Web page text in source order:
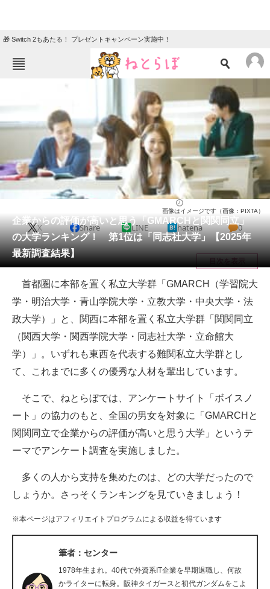
🎁 Switch 2もあたる！ プレゼントキャンペーン実施中！
ニュース
エンタメ クイズ
地域
住まい 教育・育児
リサーチ
会員記事
メディア
注目記事を集めた総合ページ
ITの今と未来を見通す
スマホと通信の最新トレンド
進化するPCとデバイスの未来
好きが集まる 比べて選べる
ビジネスと働き方のヒント
企業ITのトレンドを詳説
経営リーダーのコミュニティ
企業向けIT製品の総合サイト
IT製品の技術・比較・事例
企業からの評価が高いと思う「GMARCHと関関同立」
の大学ランキング！ 第1位は「同志社大学」【2025年
最新調査結果】
画像はイメージです（画像：PIXTA）
X Share LINE hatena 0
目次を表示
首都圏に本部を置く私立大学群「GMARCH（学習院大
学・明治大学・青山学院大学・立教大学・中央大学・法
政大学）」と、関西に本部を置く私立大学群「関関同立
（関西大学・関西学院大学・同志社大学・立命館大
学）」。いずれも東西を代表する難関私立大学群とし
て、これまでに多くの優秀な人材を輩出しています。
そこで、ねとらぼでは、アンケートサイト「ボイスノ
ート」の協力のもと、全国の男女を対象に「GMARCHと
関関同立で企業からの評価が高いと思う大学」というテ
ーマでアンケート調査を実施しました。
多くの人から支持を集めたのは、どの大学だったので
しょうか。さっそくランキングを見ていきましょう！
※本ページはアフィリエイトプログラムによる収益を得ています
筆者：センター
1978年生まれ。40代で外資系IT企業を早期退職し、何故
かライターに転身。阪神タイガースと初代ガンダムをこよ